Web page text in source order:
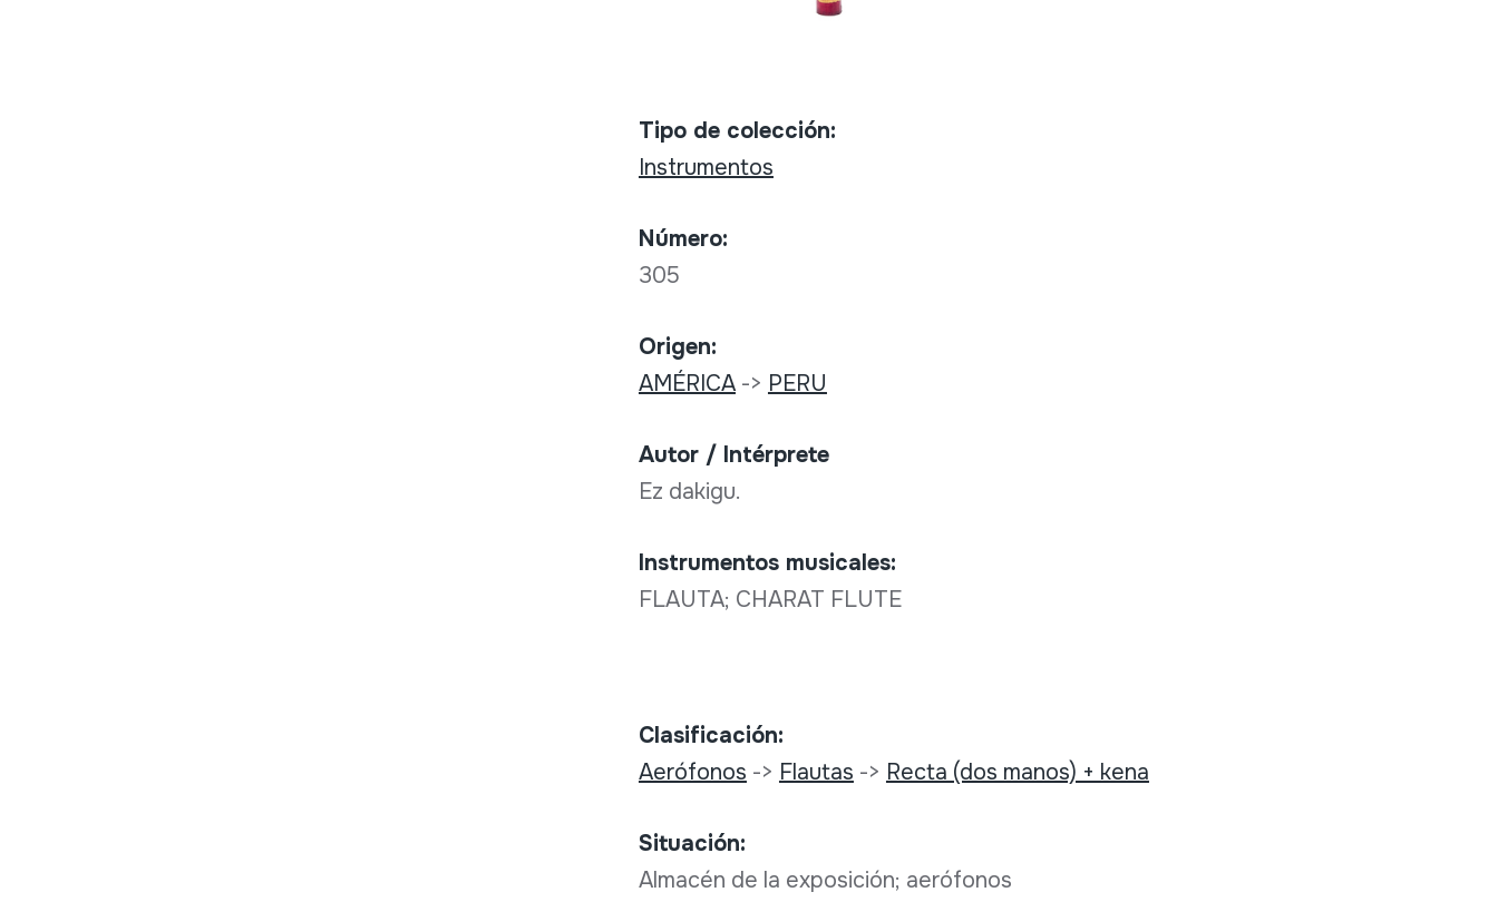
Tipo de colección:
Instrumentos
Número:
305
Origen:
AMÉRICA-> PERU
Autor / Intérprete
Ez dakigu.
Instrumentos musicales:
FLAUTA; CHARAT FLUTE
Clasificación:
Aerófonos -> Flautas -> Recta (dos manos) + kena
Situación:
Almacén de la exposición; aerófonos